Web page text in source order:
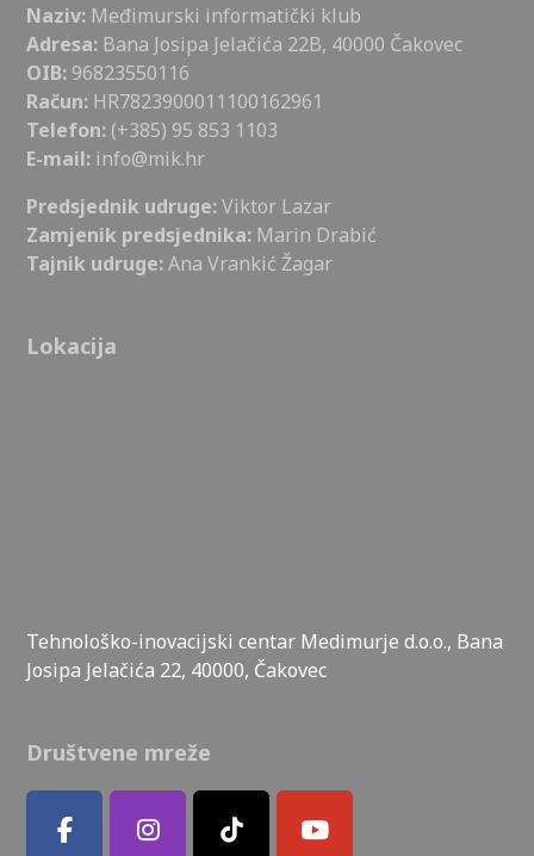
Naziv: Međimurski informatički klub
Adresa: Bana Josipa Jelačića 22B, 40000 Čakovec
OIB: 96823550116
Račun: HR7823900011100162961
Telefon: (+385) 95 853 1103
E-mail: info@mik.hr
Predsjednik udruge:Viktor Lazar
Zamjenik predsjednika: Marin Drabić
Tajnik udruge:Ana Vrankić Žagar
Lokacija
Tehnološko-inovacijski centar Medimurje d.o.o., Bana
Josipa Jelačića 22, 40000, Čakovec
Društvene mreže